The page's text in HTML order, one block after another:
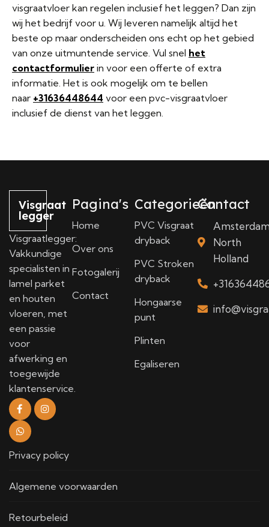
visgraatvloer kan regelen inclusief het leggen? Dan zijn
wij het bedrijf voor u. Wij leveren namelijk altijd het
beste op maar onderscheiden ons echt op het gebied
van onze uitmuntende service. Vul snel het
contactformulier in voor een offerte of extra
informatie. Het is ook mogelijk om te bellen
naar +31636448644 voor een pvc-visgraatvloer
inclusief de dienst van het leggen.
Visgraat
legger
Visgraatlegger:
Vakkundige
specialisten in
lamel parket
en houten
vloeren, met
een passie
voor
afwerking en
toegewijde
klantenservice.
Pagina's
Home
Over ons
Fotogalerij
Contact
Categorieën
PVC Visgraat
dryback
PVC Stroken
dryback
Hongaarse
punt
Plinten
Egaliseren
Contact
North
Holland
Privacy policy
Algemene voorwaarden
Retourbeleid